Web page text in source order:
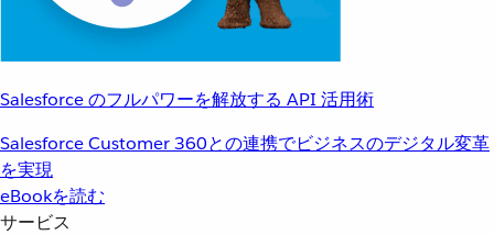
Salesforce のフルパワーを解放する API 活用術
Salesforce Customer 360との連携でビジネスのデジタル変革
を実現
eBookを読む
サービス